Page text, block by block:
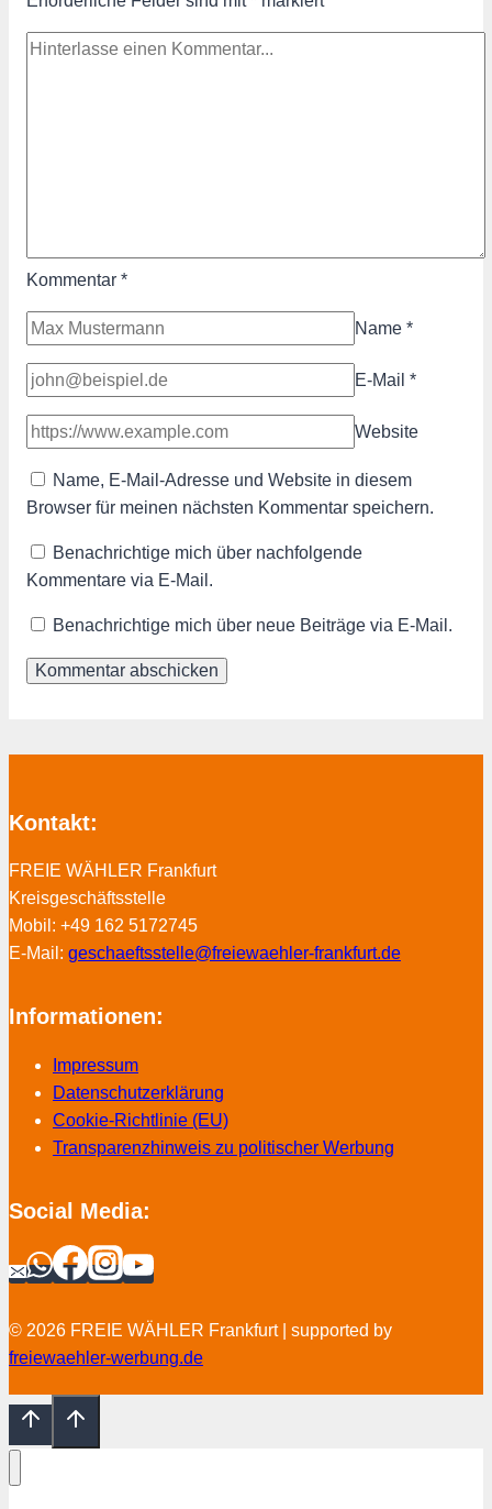
Kommentar *
Name *
E-Mail *
Website
Name, E-Mail-Adresse und Website in diesem
Browser für meinen nächsten Kommentar speichern.
Benachrichtige mich über nachfolgende
Kommentare via E-Mail.
Benachrichtige mich über neue Beiträge via E-Mail.
Kontakt:
FREIE WÄHLER Frankfurt
Kreisgeschäftsstelle
Mobil: +49 162 5172745
E-Mail: geschaeftsstelle@freiewaehler-frankfurt.de
Informationen:
Impressum
Datenschutzerklärung
Cookie-Richtlinie (EU)
Transparenzhinweis zu politischer Werbung
Social Media:
© 2026 FREIE WÄHLER Frankfurt | supported by
freiewaehler-werbung.de